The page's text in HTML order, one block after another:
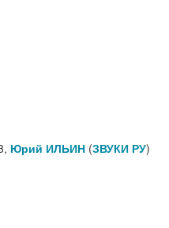
Юрий ИЛЬИН(ЗВУКИ РУ)